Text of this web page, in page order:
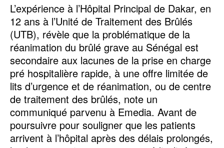
L’expérience à l’Hôpital Principal de Dakar, en
12 ans à l’Unité de Traitement des Brûlés
(UTB), révèle que la problématique de la
réanimation du brûlé grave au Sénégal est
secondaire aux lacunes de la prise en charge
pré hospitalière rapide, à une offre limitée de
lits d’urgence et de réanimation, ou de centre
de traitement des brûlés, note un
communiqué parvenu à Emedia. Avant de
poursuivre pour souligner que les patients
arrivent à l’hôpital après des délais prolongés,